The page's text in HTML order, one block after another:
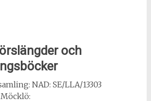
och
NAD: SE/LLA/13303